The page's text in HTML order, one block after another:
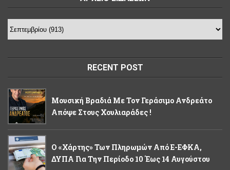
RECENT POST
Μουσική Βραδιά Με Τον Γεράσιμο Ανδρεάτο
Απόψε Στους Χουλιαράδες !
Ο «χάρτης» Των Πληρωμών Από E-ΕΦΚΑ,
ΔΥΠΑ Για Την Περίοδο 10 Έως 14 Αυγούστου